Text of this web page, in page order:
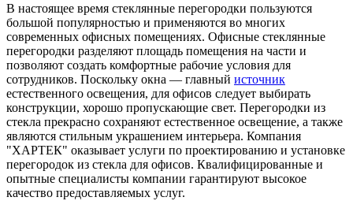
В настоящее время стеклянные перегородки пользуются
большой популярностью и применяются во многих
современных офисных помещениях. Офисные стеклянные
перегородки разделяют площадь помещения на части и
позволяют создать комфортные рабочие условия для
сотрудников. Поскольку окна — главный источник
естественного освещения, для офисов следует выбирать
конструкции, хорошо пропускающие свет. Перегородки из
стекла прекрасно сохраняют естественное освещение, а также
являются стильным украшением интерьера. Компания
"ХАРТЕК" оказывает услуги по проектированию и установке
перегородок из стекла для офисов. Квалифицированные и
опытные специалисты компании гарантируют высокое
качество предоставляемых услуг.